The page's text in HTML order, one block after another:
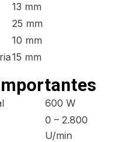
13 mm
25 mm
10 mm
15 mm
600 W
0 – 2.800
U/min